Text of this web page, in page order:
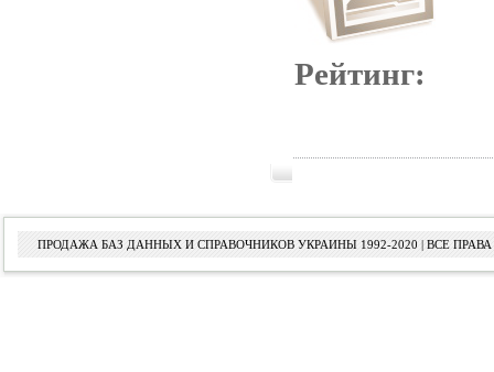
Рейтинг:
ПРОДАЖА БАЗ ДАННЫХ И СПРАВОЧНИКОВ УКРАИНЫ 1992-2020 | ВСЕ